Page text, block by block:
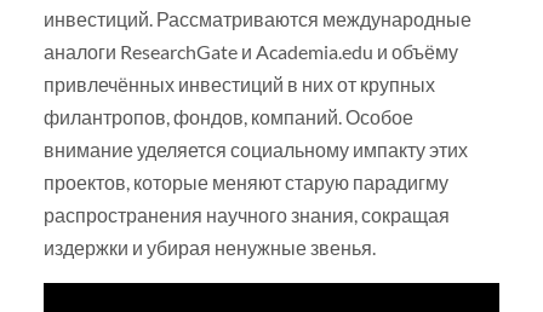
инвестиций. Рассматриваются международные
аналоги ResearchGate и Academia.edu и объёму
привлечённых инвестиций в них от крупных
филантропов, фондов, компаний. Особое
внимание уделяется социальному импакту этих
проектов, которые меняют старую парадигму
распространения научного знания, сокращая
издержки и убирая ненужные звенья.